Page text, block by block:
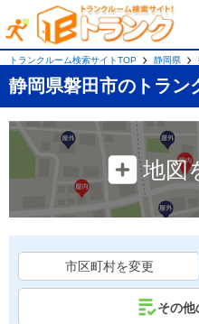
トランクルーム検索サイトTOP 静岡県
静岡県磐田市のトラン
地図
市区町村を変更
その他